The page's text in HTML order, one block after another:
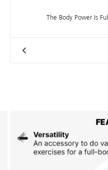
The Body Power Is